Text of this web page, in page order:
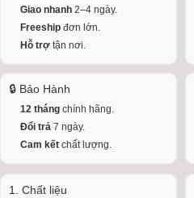
Giao nhanh 2–4 ngày.
Freeship đơn lớn.
Hỗ trợ tận nơi.
🔒 Bảo Hành
12 tháng chính hãng.
Đổi trả 7 ngày.
Cam kết chất lượng.
1. Chất liệu